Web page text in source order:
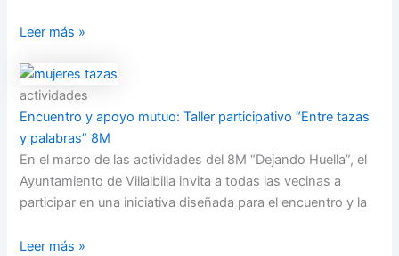
Leer más »
actividades
Encuentro y apoyo mutuo: Taller participativo “Entre tazas
y palabras” 8M
En el marco de las actividades del 8M “Dejando Huella”, el
Ayuntamiento de Villalbilla invita a todas las vecinas a
participar en una iniciativa diseñada para el encuentro y la
Leer más »